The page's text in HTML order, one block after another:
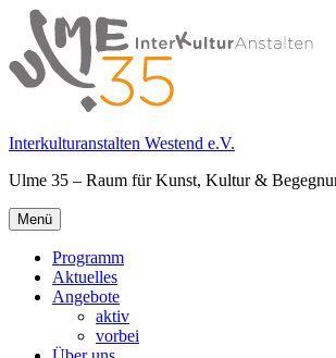
Springe
zum
Inhalt
Interkulturanstalten Westend e.V.
Ulme 35 – Raum für Kunst, Kultur &
Primäres
Menü
Menü
Programm
Aktuelles
Angebote
aktiv
vorbei